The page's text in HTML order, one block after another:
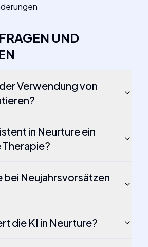
FRAGEN UND
Verwendung von
in Neurture ein
Therapie?
bei Neujahrsvorsätzen
die KI in Neurture?